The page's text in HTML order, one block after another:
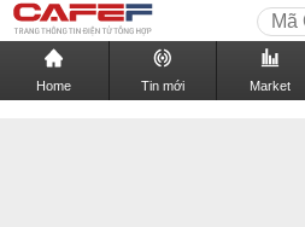
Home Tin mới Market